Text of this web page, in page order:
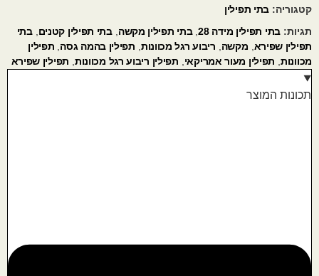
קטגוריה: בתי תפילין
תגיות: בתי תפילין מידה 28 ,בתי תפילין מקשה,בתי תפילין קטנים,בתי
תפילין שפירא, מקשה, ריבוע רגל מכוונות, תפילין בהמה גסה, תפילין
מכוונות, תפילין מעור אמריקאי, תפילין ריבוע רגל מכוונות, תפילין שפירא
תכונות המוצר